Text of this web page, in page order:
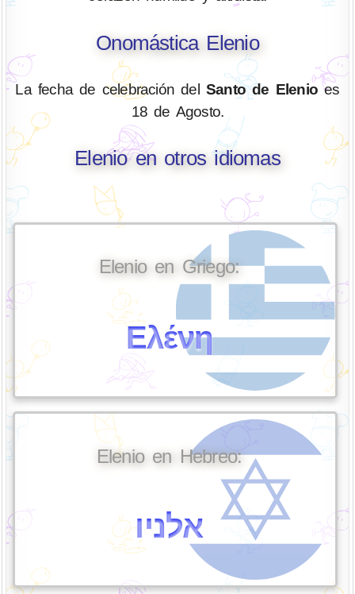
Onomástica Elenio
La fecha de celebración del Santo de Elenio es
18 de Agosto.
Elenio en otros idiomas
Elenio en Griego:
Ελένη
Elenio en Hebreo:
אלניו